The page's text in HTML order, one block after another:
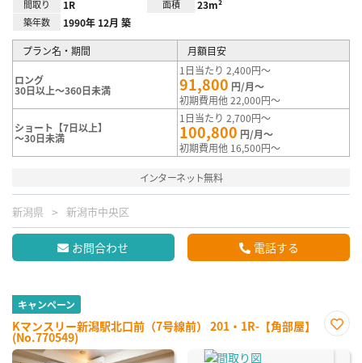
間取り 1R 面積 23m²
築年数 1990年 12月 築
プラン名・期間 月額目安
ロング
30日以上～360日未満
1日当たり 2,400円～
91,800 円/月～
初期費用他 22,000円～
ショート【7日以上】
～30日未満
1日当たり 2,700円～
100,800 円/月～
初期費用他 16,500円～
インターネット無料
新潟県 新潟市中央区
お問合わせ 電話する
キャンペーン
Kマンスリー新潟駅北口前（7号線前） 201・1R-【角部屋】
(No.770549)
に入